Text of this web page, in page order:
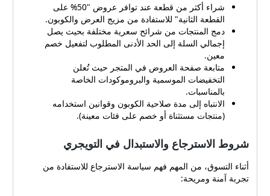
شراء أكثر من قطعة عند توافر عروض "50% على
القطعة الثانية" للاستفادة من مزيج العرض والكوبون.
دمج المنتجات من شرائح سعرية مختلفة بحيث يصل
إجمالي السلة إلى الحد الأدنى المطلوب لتفعيل خصم
معين.
متابعة صفحة العروض في المتجر حيث تُعلن
التخفيضات الموسمية والبروموكودات الخاصة
بالمناسبات.
الانتباه إلى مدة صلاحية الكوبون وقوانين استخدامه
(منتجات مستثناة أو خصم على فئات معينة).
شروط الاسترجاع والاستبدال في التويجري
أثناء التسوق، من المهم فهم سياسة الاسترجاع للاستفادة من
تجربة آمنة ومريحة: